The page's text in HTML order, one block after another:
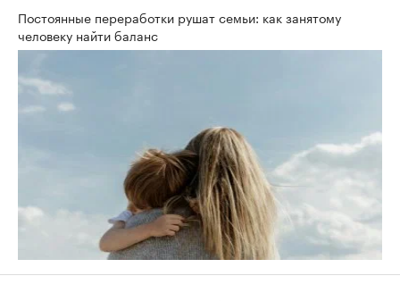
Постоянные переработки рушат семьи: как занятому
человеку найти баланс